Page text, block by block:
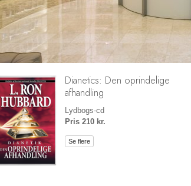
Dianetics: Den oprindelige
afhandling
Lydbogs-cd
Pris 210 kr.
Se flere